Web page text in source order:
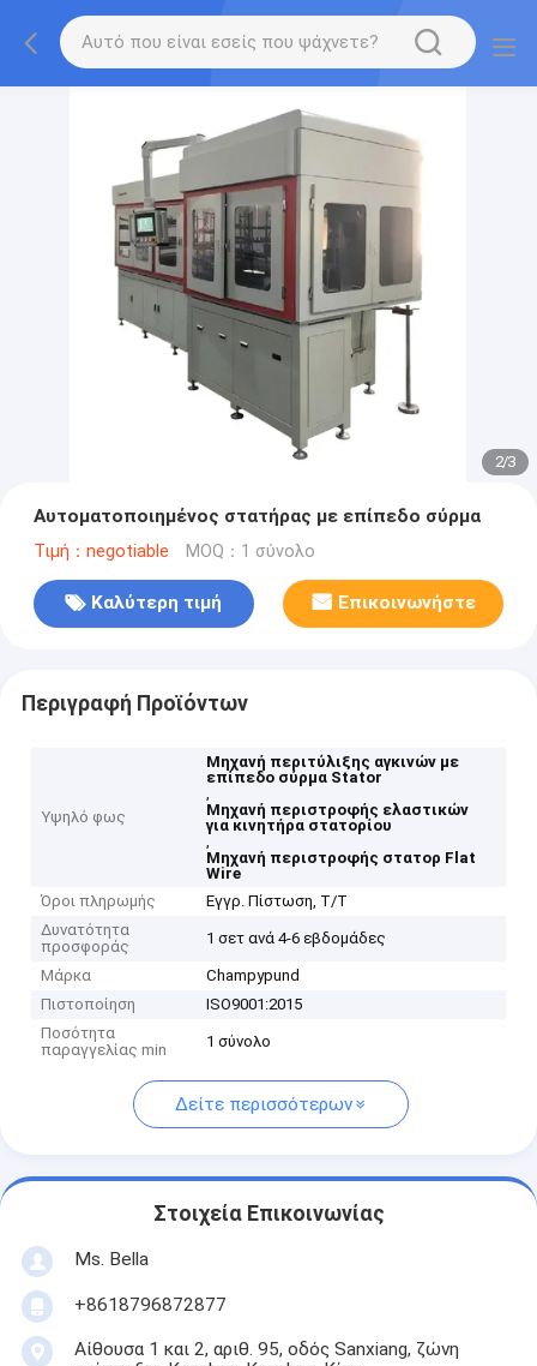
2/3
Αυτοματοποιημένος στατήρας με επίπεδο σύρμα
Τιμή：negotiable MOQ：1 σύνολο
Καλύτερη τιμή Επικοινωνήστε
Περιγραφή Προϊόντων
Υψηλό φως
Μηχανή περιτύλιξης αγκινών με
επίπεδο σύρμα Stator
,
Μηχανή περιστροφής ελαστικών
για κινητήρα στατορίου
,
Μηχανή περιστροφής στατορ Flat
Wire
Όροι πληρωμής
Εγγρ. Πίστωση, T/T
Δυνατότητα
προσφοράς
1 σετ ανά 4-6 εβδομάδες
Μάρκα
Champypund
Πιστοποίηση
ISO9001:2015
Ποσότητα
παραγγελίας min
1 σύνολο
Δείτε περισσότερων
Στοιχεία Επικοινωνίας
Ms. Bella
+8618796872877
Αίθουσα 1 και 2, αριθ. 95, οδός Sanxiang, ζώνη